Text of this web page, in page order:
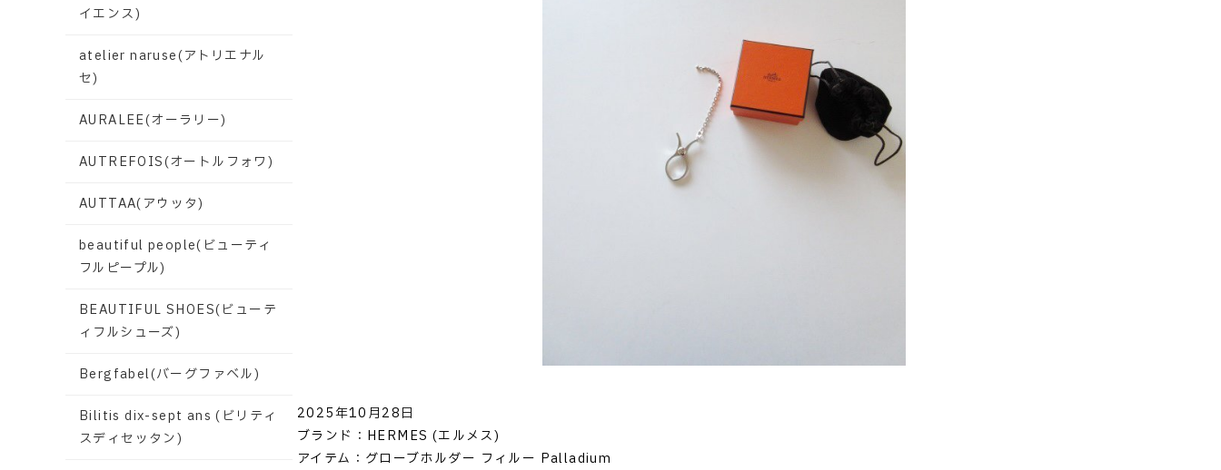
2025年10月28日
ブランド：HERMES (エルメス)
アイテム：グローブホルダー フィルー Palladium
イエンス)
atelier naruse(アトリエナル
セ)
AURALEE(オーラリー)
AUTREFOIS(オートルフォワ)
AUTTAA(アウッタ)
beautiful people(ビューティ
フルピープル)
BEAUTIFUL SHOES(ビューテ
ィフルシューズ)
Bergfabel(バーグファベル)
Bilitis dix-sept ans (ビリティ
スディセッタン)